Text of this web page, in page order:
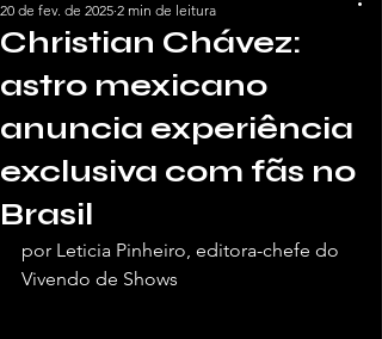
Christian Chávez:
astro mexicano
anuncia experiência
exclusiva com fãs no
Brasil
20 de fev. de 2025 2 min de leitura
por Leticia Pinheiro, editora-chefe do
Vivendo de Shows